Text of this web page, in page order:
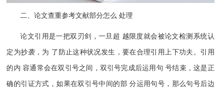
二、论文查重参考文献部分怎么 处理
论文引用是一把双刃剑，一旦超 越限度就会被论文检测系统认
定为抄袭，为 了防止这种状况发生，要在合理引用上下功夫。引用
的内 容通常会在双引号之间，双引号完成后运用句 号结束，这是正
确的引证方式，如果在双引号中间的部 分运用句号，那么句号后边